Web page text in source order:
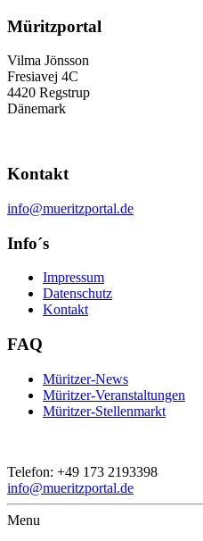
Müritzportal
Vilma Jönsson
Fresiavej 4C
4420 Regstrup
Dänemark
Kontakt
info@mueritzportal.de
Info´s
Impressum
Datenschutz
Kontakt
FAQ
Müritzer-News
Müritzer-Veranstaltungen
Müritzer-Stellenmarkt
Telefon: +49 173 2193398
info@mueritzportal.de
Menu